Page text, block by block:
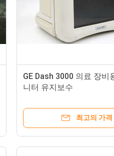
GE Dash 3000 의료 장비
니터 유지보수
최고의 가격